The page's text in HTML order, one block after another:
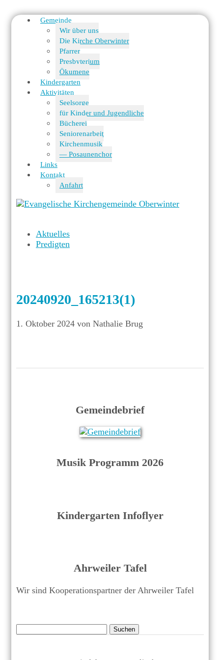
Gemeinde
Wir über uns
Die Kirche Oberwinter
Pfarrer
Presbyterium
Ökumene
Kindergarten
Aktivitäten
Seelsorge
für Kinder und Jugendliche
Bücherei
Seniorenarbeit
Kirchenmusik
— Posaunenchor
Links
Kontakt
Anfahrt
Aktuelles
Predigten
20240920_165213(1)
1. Oktober 2024 von Nathalie Brug
Gemeindebrief
Musik Programm 2026
Kindergarten Infoflyer
Ahrweiler Tafel
Wir sind Kooperationspartner der Ahrweiler Tafel